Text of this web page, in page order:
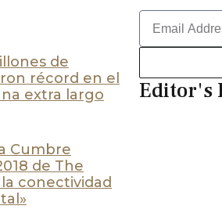
de
récord en el
extra largo
Cumbre
de The
conectividad
Editor's